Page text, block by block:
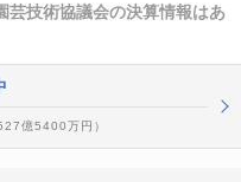
芸技術協議会の決算情報はあ
億5400万円）